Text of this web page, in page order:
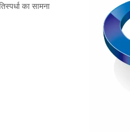
का सामना